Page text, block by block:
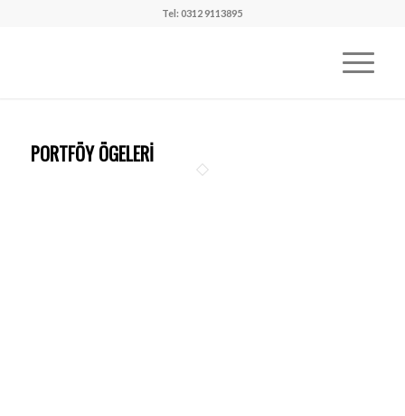
Tel: 0312 9113895
PORTFÖY ÖGELERI